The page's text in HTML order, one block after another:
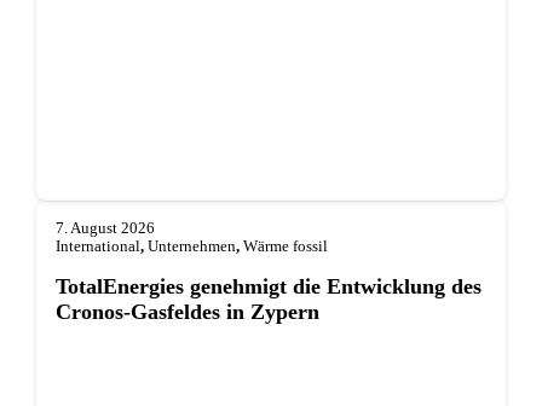
7. August 2026
International, Unternehmen, Wärme fossil
TotalEnergies genehmigt die Entwicklung des
Cronos-Gasfeldes in Zypern